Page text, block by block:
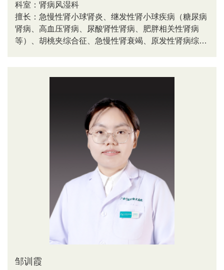
科室：肾病风湿科
擅长：急慢性肾小球肾炎、继发性肾小球疾病（糖尿病
肾病、高血压肾病、尿酸肾性肾病、肥胖相关性肾病
等）、胡桃夹综合征、急慢性肾衰竭、原发性肾病综合
关节炎、骨关节炎等常见疾病的诊治及各种疑难危重肾
邹训霞